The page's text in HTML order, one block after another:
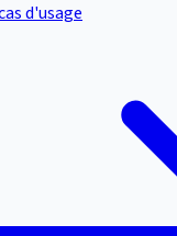
d'usage